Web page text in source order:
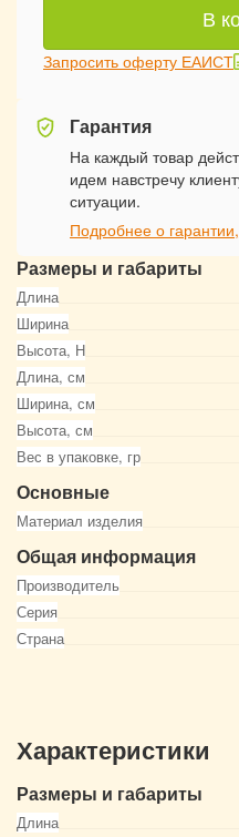
Размеры и габариты
Длина
Ширина
Высота, Н
Длина, см
Ширина, см
Высота, см
Вес в упаковке, гр
Основные
Материал изделия
Общая информация
Производитель
Серия
Страна
В
Запросить оферту ЕАИСТ
Гарантия
На каждый товар
идем навстречу
ситуации.
Подробнее о
Характеристики
Размеры и габариты
Длина